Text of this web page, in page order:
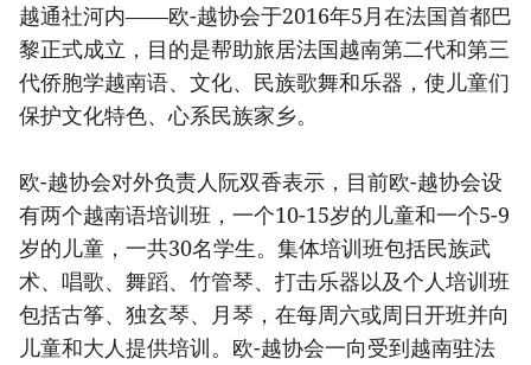
越通社河内——欧-越协会于2016年5月在法国首都巴
黎正式成立，目的是帮助旅居法国越南第二代和第三
代侨胞学越南语、文化、民族歌舞和乐器，使儿童们
保护文化特色、心系民族家乡。
欧-越协会对外负责人阮双香表示，目前欧-越协会设
有两个越南语培训班，一个10-15岁的儿童和一个5-9
岁的儿童，一共30名学生。集体培训班包括民族武
术、唱歌、舞蹈、竹管琴、打击乐器以及个人培训班
包括古筝、独玄琴、月琴，在每周六或周日开班并向
儿童和大人提供培训。欧-越协会一向受到越南驻法